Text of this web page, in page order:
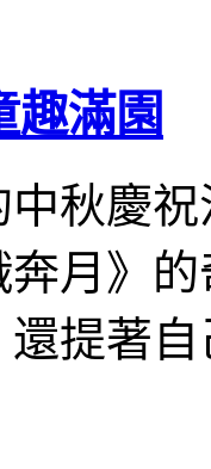
趣滿園
秋慶
月》
還提著